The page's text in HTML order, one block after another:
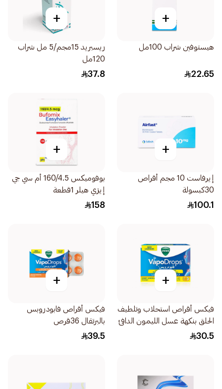
+
هيستوفين شراب 100مل
22.65
+
ريسبريد 15مجم/5 مل شراب
120مل
37.8
+
إيرفاست 10 مجم أقراص
30كبسولة
100.1
+
بوفوميكس 160/4.5 أم سي جي
إيزي هيلر 1قطعة
158
+
فيكس أقراص استحلاب وتلطيف
الحلق بنكهة عسل الليمون الدافئ
16قرص
30.5
+
فيكس أقراص فابودروبس
بالبرتقال 36قرص
39.5